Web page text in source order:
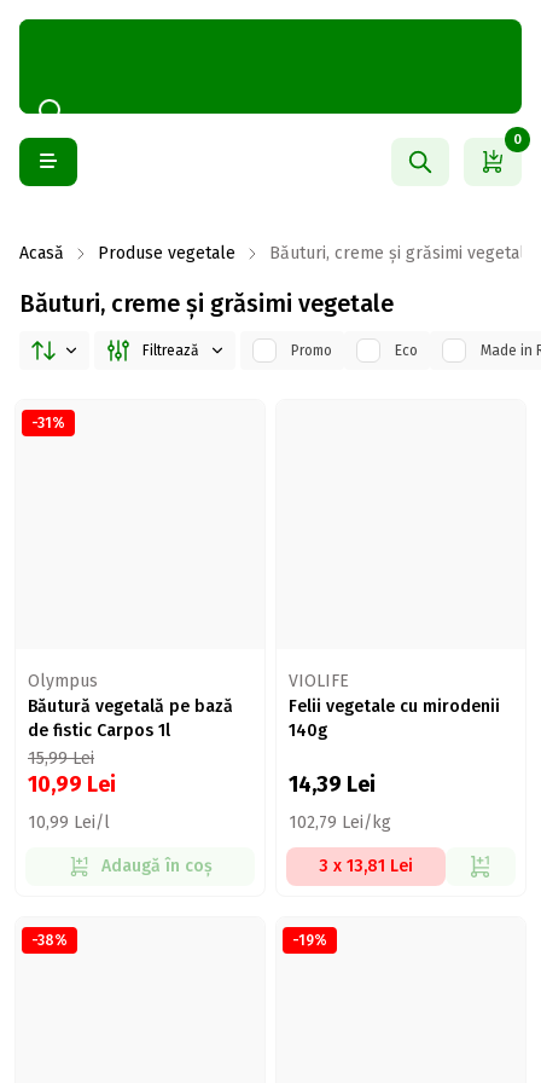
0
Acasă Produse vegetale Băuturi, creme și grăsimi vegetale
Băuturi, creme și grăsimi vegetale
Filtrează Promo Eco Made in
-31%
Olympus
Băutură vegetală pe bază
de fistic Carpos 1l
15,99Lei
10,99 Lei
10,99 Lei/l
Adaugă în coș
VIOLIFE
Felii vegetale cu mirodenii
140g
14,39 Lei
102,79 Lei/kg
3 x 13,81 Lei
-38% -19%